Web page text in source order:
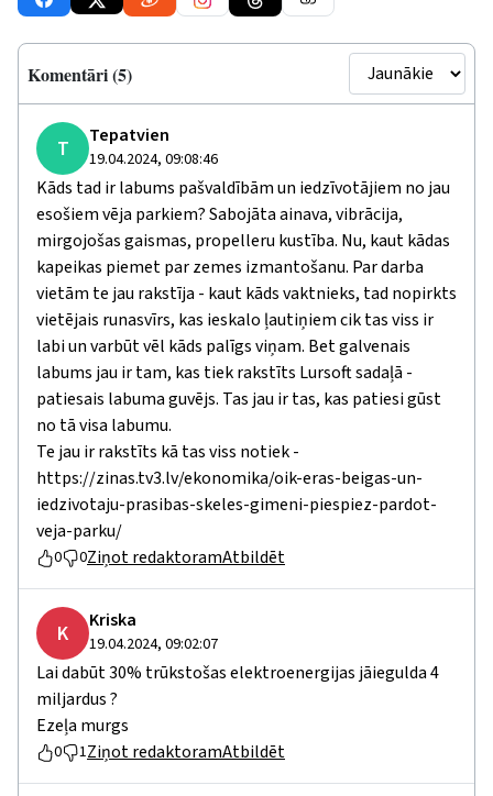
Komentāri (5)
T Tepatvien
19.04.2024, 09:08:46
Kāds tad ir labums pašvaldībām un iedzīvotājiem no jau
esošiem vēja parkiem? Sabojāta ainava, vibrācija,
mirgojošas gaismas, propelleru kustība. Nu, kaut kādas
kapeikas piemet par zemes izmantošanu. Par darba
vietām te jau rakstīja - kaut kāds vaktnieks, tad nopirkts
vietējais runasvīrs, kas ieskalo ļautiņiem cik tas viss ir
labi un varbūt vēl kāds palīgs viņam. Bet galvenais
labums jau ir tam, kas tiek rakstīts Lursoft sadaļā -
patiesais labuma guvējs. Tas jau ir tas, kas patiesi gūst
no tā visa labumu.
Te jau ir rakstīts kā tas viss notiek -
https://zinas.tv3.lv/ekonomika/oik-eras-beigas-un-
iedzivotaju-prasibas-skeles-gimeni-piespiez-pardot-
veja-parku/
0 0Ziņot redaktoramAtbildēt
K Kriska
19.04.2024, 09:02:07
Lai dabūt 30% trūkstošas elektroenergijas jāiegulda 4
miljardus ?
Ezeļa murgs
0 1Ziņot redaktoramAtbildēt